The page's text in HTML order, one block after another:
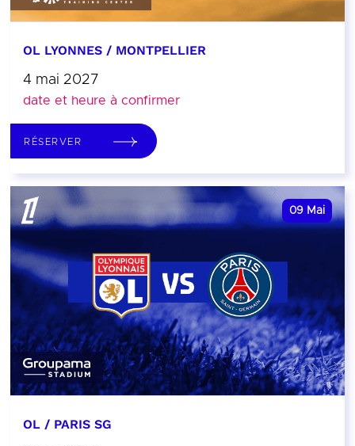
OL LYONNES / MONTPELLIER
4 mai 2027
date et heure à confirmer
RÉSERVER
09 Mai
OL / PARIS SG